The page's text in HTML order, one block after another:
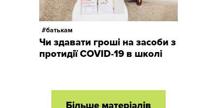
батькам
Чи здавати гроші на засоби з
протидії COVID-19 в школі
Більше матеріалів